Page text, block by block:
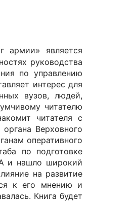
армии»
является
руководства
по управлению
интерес для
вузов, людей,
читателю
читателя с
Верховного
оперативного
по подготовке
и нашло широкий
на развитие
к его мнению и
Книга будет